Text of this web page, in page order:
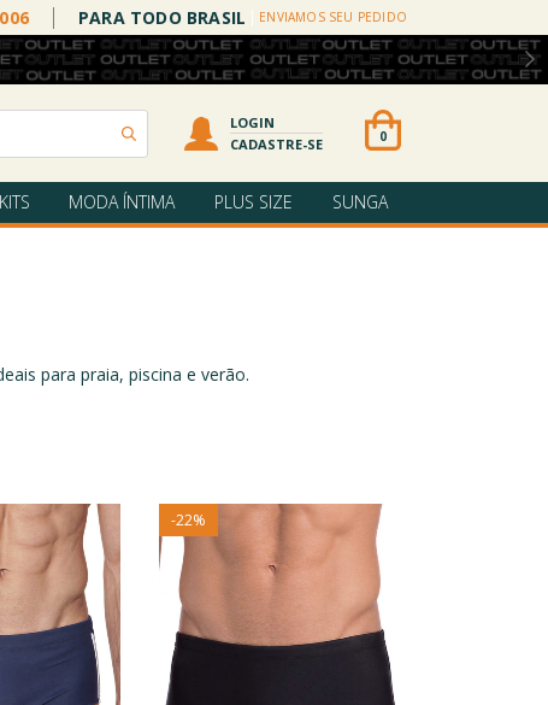
PARA TODO BRASIL ENVIAMOS SEU PEDIDO
LOGIN
CADASTRE-SE
0
KITS MODA ÍNTIMA PLUS SIZE SUNGA
para praia, piscina e verão.
-22%